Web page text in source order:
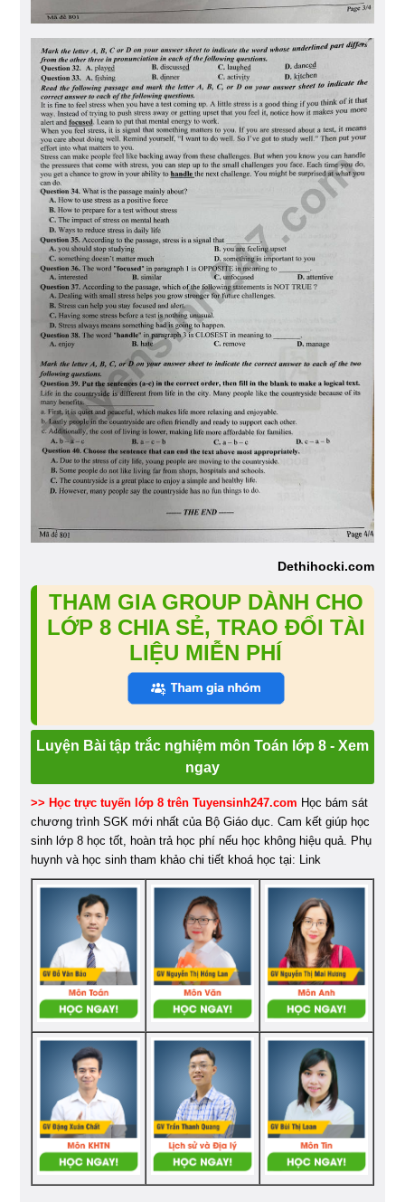
Dethihocki.com
THAM GIA GROUP DÀNH CHO
LỚP 8 CHIA SẺ, TRAO ĐỔI TÀI
LIỆU MIỄN PHÍ
Luyện Bài tập trắc nghiệm môn Toán lớp 8 - Xem
ngay
>> Học trực tuyến lớp 8 trên Tuyensinh247.com Học bám sát
chương trình SGK mới nhất của Bộ Giáo dục. Cam kết giúp học
sinh lớp 8 học tốt, hoàn trả học phí nếu học không hiệu quả. Phụ
huynh và học sinh tham khảo chi tiết khoá học tại: Link